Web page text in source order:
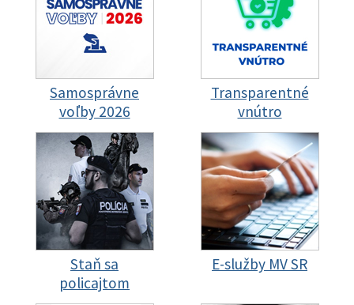
Samosprávne
voľby 2026
Transparentné
vnútro
Staň sa
policajtom
E-služby MV SR